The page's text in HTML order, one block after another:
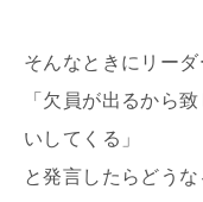
そんなときにリーダ
「欠員が出るから
いしてくる」
と発言したらどうな